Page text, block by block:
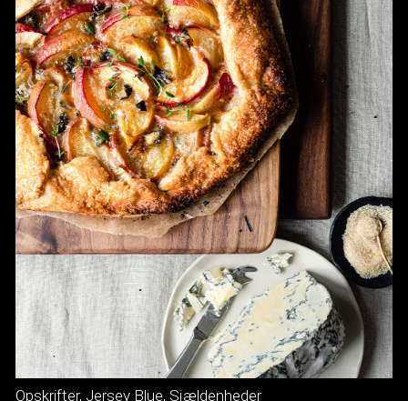
Opskrifter, Jersey Blue, Sjældenheder